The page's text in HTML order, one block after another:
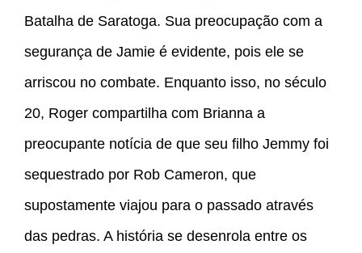
Batalha de Saratoga. Sua preocupação com a
segurança de Jamie é evidente, pois ele se
arriscou no combate. Enquanto isso, no século
20, Roger compartilha com Brianna a
preocupante notícia de que seu filho Jemmy foi
sequestrado por Rob Cameron, que
supostamente viajou para o passado através
das pedras. A história se desenrola entre os